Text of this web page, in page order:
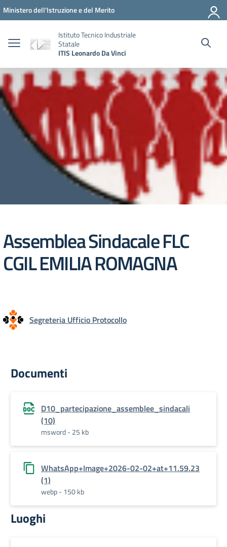
Vai ai contenuti
Vai al menu di navigazione
Vai al footer
Ministero dell'Istruzione e del Merito
Istituto Tecnico Industriale
Statale
ITIS Leonardo Da Vinci
Assemblea Sindacale FLC
CGIL EMILIA ROMAGNA
Segreteria Ufficio Protocollo
Documenti
D10_partecipazione_assemblee_sindacali
(10)
msword - 25 kb
WhatsApp+Image+2026-02-02+at+11.59.23
(1)
webp - 150 kb
Luoghi